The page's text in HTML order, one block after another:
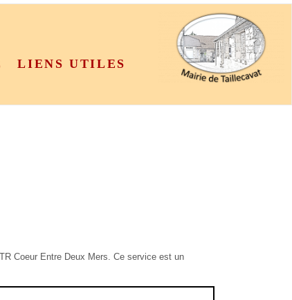
LIENS UTILES
Coeur Entre Deux Mers. Ce service est un